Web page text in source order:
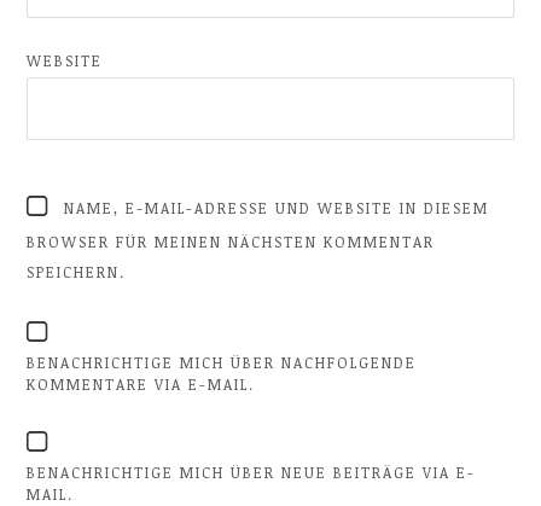
WEBSITE
NAME, E-MAIL-ADRESSE UND WEBSITE IN DIESEM
BROWSER FÜR MEINEN NÄCHSTEN KOMMENTAR
SPEICHERN.
BENACHRICHTIGE MICH ÜBER NACHFOLGENDE
KOMMENTARE VIA E-MAIL.
BENACHRICHTIGE MICH ÜBER NEUE BEITRÄGE VIA E-
MAIL.